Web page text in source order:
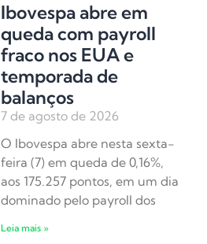
Ibovespa abre em
queda com payroll
fraco nos EUA e
temporada de
balanços
7 de agosto de 2026
O Ibovespa abre nesta sexta-
feira (7) em queda de 0,16%,
aos 175.257 pontos, em um dia
dominado pelo payroll dos
Leia mais »